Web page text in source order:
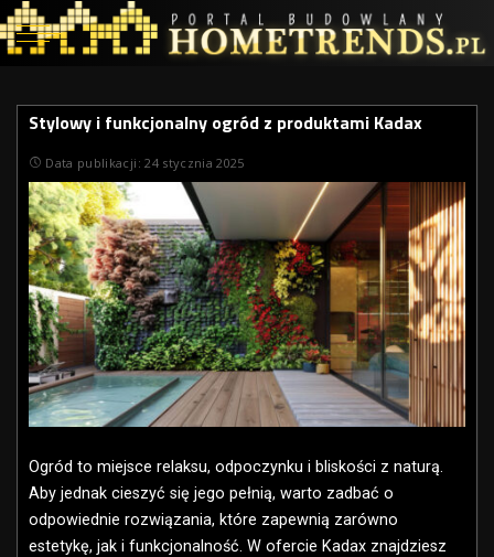
Stylowy i funkcjonalny ogród z produktami Kadax
Data publikacji: 24 stycznia 2025
Ogród to miejsce relaksu, odpoczynku i bliskości z naturą.
Aby jednak cieszyć się jego pełnią, warto zadbać o
odpowiednie rozwiązania, które zapewnią zarówno
estetykę, jak i funkcjonalność. W ofercie Kadax znajdziesz